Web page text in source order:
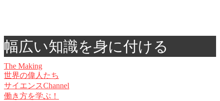
幅広い知識を身に付ける
The Making
世界の偉人たち
サイエンスChannel
働き方を学ぶ！